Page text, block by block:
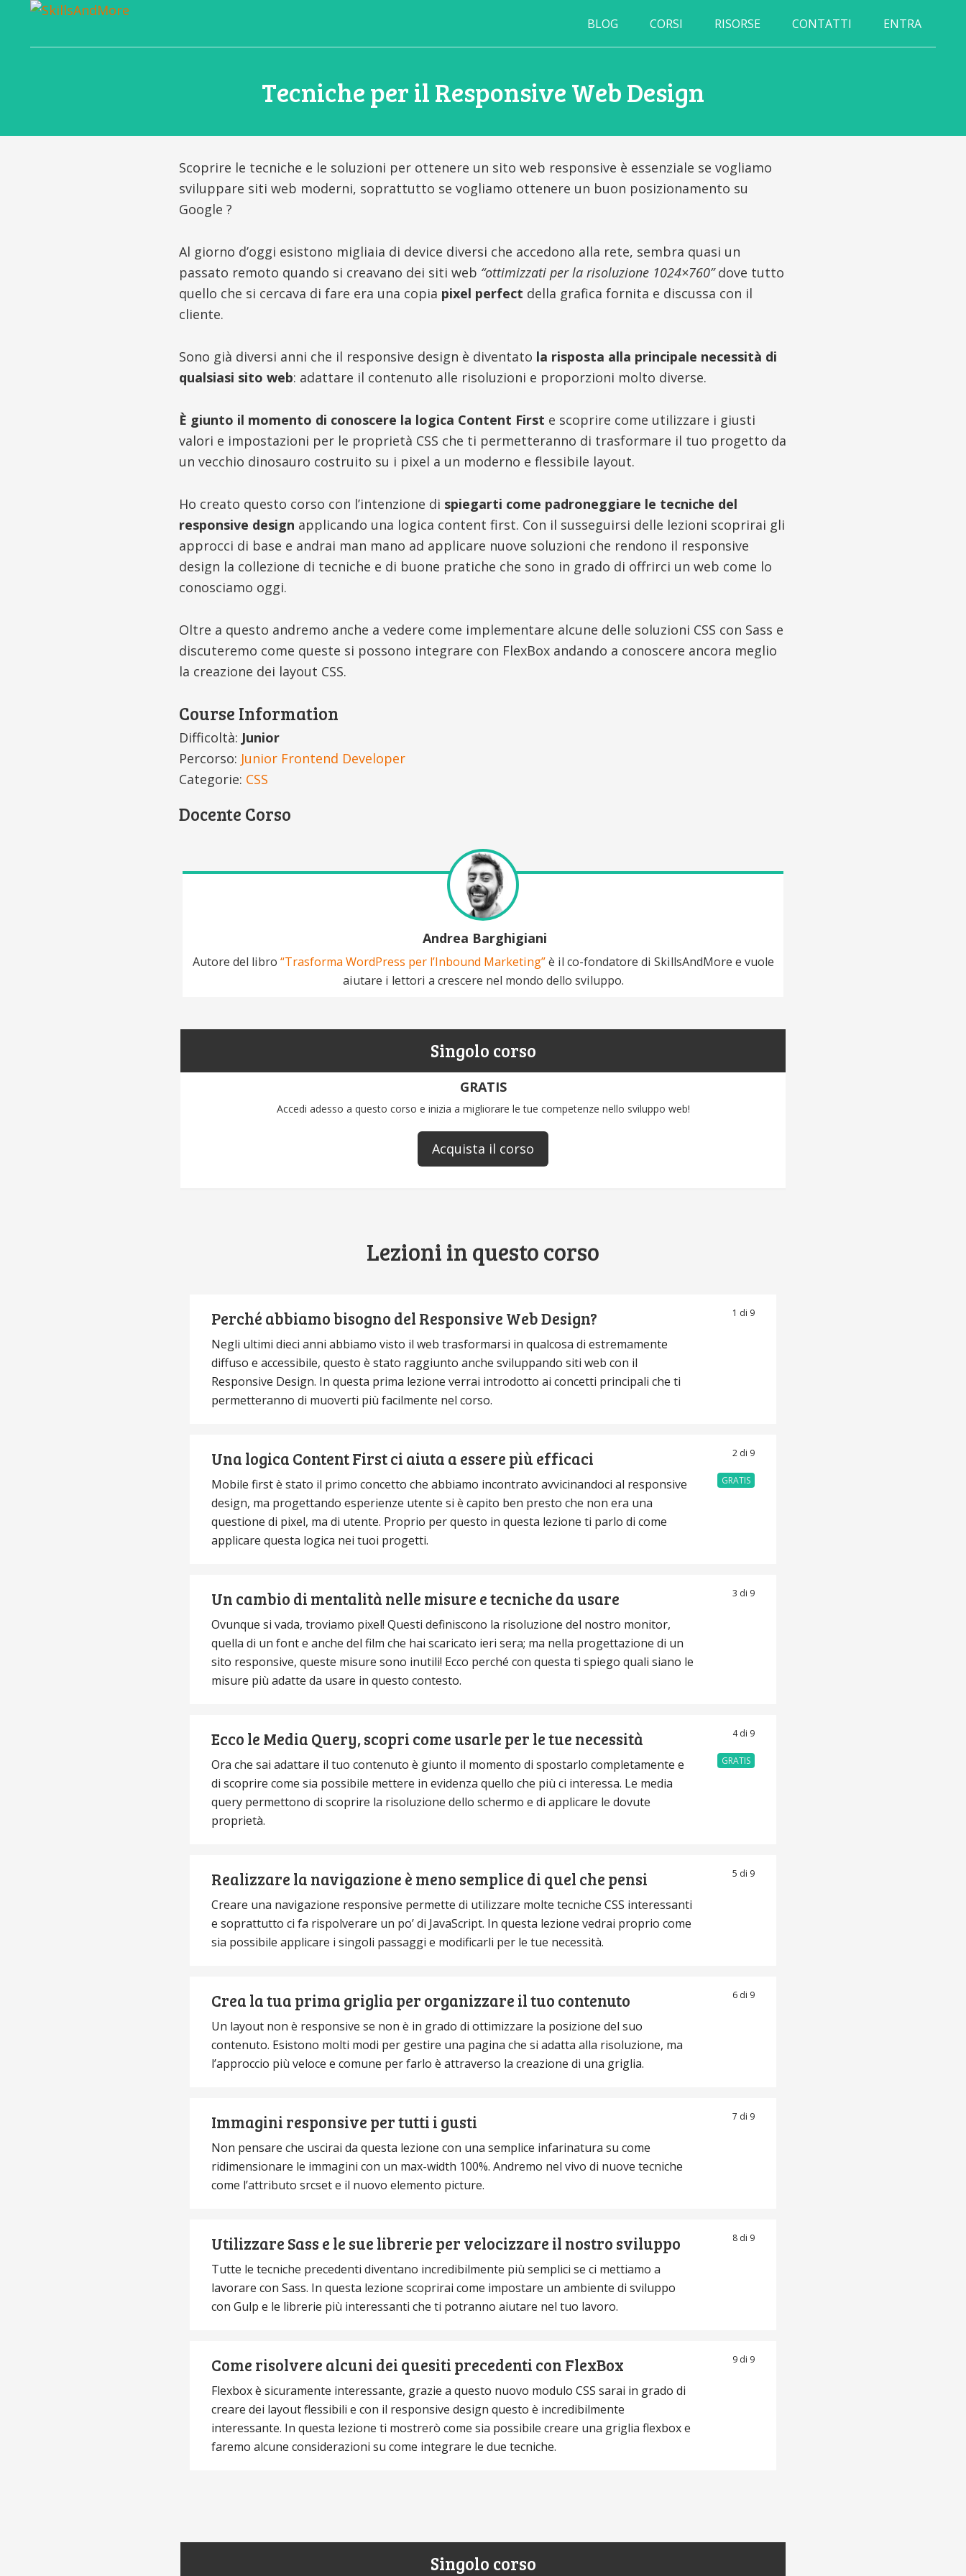
del
BLOG CORSI RISORSE CONTATTI ENTRA
Tecniche per il Responsive Web Design
Scoprire le tecniche e le soluzioni per ottenere un sito web responsive è essenziale se vogliamo
sviluppare siti web moderni, soprattutto se vogliamo ottenere un buon posizionamento su
Google ?
Al giorno d’oggi esistono migliaia di device diversi che accedono alla rete, sembra quasi un
passato remoto quando si creavano dei siti web “ottimizzati per la risoluzione 1024×760”dove tutto
quello che si cercava di fare era una copia pixel perfect della grafica fornita e discussa con il
cliente.
Sono già diversi anni che il responsive design è diventato la risposta alla principale necessità di
qualsiasi sito web: adattare il contenuto alle risoluzioni e proporzioni molto diverse.
È giunto il momento di conoscere la logica Content First e scoprire come utilizzare i giusti
valori e impostazioni per le proprietà CSS che ti permetteranno di trasformare il tuo progetto da
un vecchio dinosauro costruito su i pixel a un moderno e flessibile layout.
Ho creato questo corso con l’intenzione di spiegarti come padroneggiare le tecniche del
responsive design applicando una logica content first. Con il susseguirsi delle lezioni scoprirai gli
approcci di base e andrai man mano ad applicare nuove soluzioni che rendono il responsive
design la collezione di tecniche e di buone pratiche che sono in grado di offrirci un web come lo
conosciamo oggi.
Oltre a questo andremo anche a vedere come implementare alcune delle soluzioni CSS con Sass e
discuteremo come queste si possono integrare con FlexBox andando a conoscere ancora meglio
la creazione dei layout CSS.
Course Information
Difficoltà: Junior
Percorso: Junior Frontend Developer
Categorie: CSS
Docente Corso
Andrea Barghigiani
Autore del libro “Trasforma WordPress per l’Inbound Marketing”è il co-fondatore di SkillsAndMore e vuole
aiutare i lettori a crescere nel mondo dello sviluppo.
Singolo corso
GRATIS
Accedi adesso a questo corso e inizia a migliorare le tue competenze nello sviluppo web!
Acquista il corso
Lezioni in questo corso
1 di 9
Perché abbiamo bisogno del Responsive Web Design?
Negli ultimi dieci anni abbiamo visto il web trasformarsi in qualcosa di estremamente
diffuso e accessibile, questo è stato raggiunto anche sviluppando siti web con il
Responsive Design. In questa prima lezione verrai introdotto ai concetti principali che ti
permetteranno di muoverti più facilmente nel corso.
2 di 9
GRATIS
Una logica Content First ci aiuta a essere più efficaci
Mobile first è stato il primo concetto che abbiamo incontrato avvicinandoci al responsive
design, ma progettando esperienze utente si è capito ben presto che non era una
questione di pixel, ma di utente. Proprio per questo in questa lezione ti parlo di come
applicare questa logica nei tuoi progetti.
3 di 9
Un cambio di mentalità nelle misure e tecniche da usare
Ovunque si vada, troviamo pixel! Questi definiscono la risoluzione del nostro monitor,
quella di un font e anche del film che hai scaricato ieri sera; ma nella progettazione di un
sito responsive, queste misure sono inutili! Ecco perché con questa ti spiego quali siano le
misure più adatte da usare in questo contesto.
4 di 9
GRATIS
Ecco le Media Query, scopri come usarle per le tue necessità
Ora che sai adattare il tuo contenuto è giunto il momento di spostarlo completamente e
di scoprire come sia possibile mettere in evidenza quello che più ci interessa. Le media
query permettono di scoprire la risoluzione dello schermo e di applicare le dovute
proprietà.
5 di 9
Realizzare la navigazione è meno semplice di quel che pensi
Creare una navigazione responsive permette di utilizzare molte tecniche CSS interessanti
e soprattutto ci fa rispolverare un po’ di JavaScript. In questa lezione vedrai proprio come
sia possibile applicare i singoli passaggi e modificarli per le tue necessità.
6 di 9
Crea la tua prima griglia per organizzare il tuo contenuto
Un layout non è responsive se non è in grado di ottimizzare la posizione del suo
contenuto. Esistono molti modi per gestire una pagina che si adatta alla risoluzione, ma
l’approccio più veloce e comune per farlo è attraverso la creazione di una griglia.
7 di 9
Immagini responsive per tutti i gusti
Non pensare che uscirai da questa lezione con una semplice infarinatura su come
ridimensionare le immagini con un max-width 100%. Andremo nel vivo di nuove tecniche
come l’attributo srcset e il nuovo elemento picture.
8 di 9
Utilizzare Sass e le sue librerie per velocizzare il nostro sviluppo
Tutte le tecniche precedenti diventano incredibilmente più semplici se ci mettiamo a
lavorare con Sass. In questa lezione scoprirai come impostare un ambiente di sviluppo
con Gulp e le librerie più interessanti che ti potranno aiutare nel tuo lavoro.
9 di 9
Come risolvere alcuni dei quesiti precedenti con FlexBox
Flexbox è sicuramente interessante, grazie a questo nuovo modulo CSS sarai in grado di
creare dei layout flessibili e con il responsive design questo è incredibilmente
interessante. In questa lezione ti mostrerò come sia possibile creare una griglia flexbox e
faremo alcune considerazioni su come integrare le due tecniche.
Singolo corso